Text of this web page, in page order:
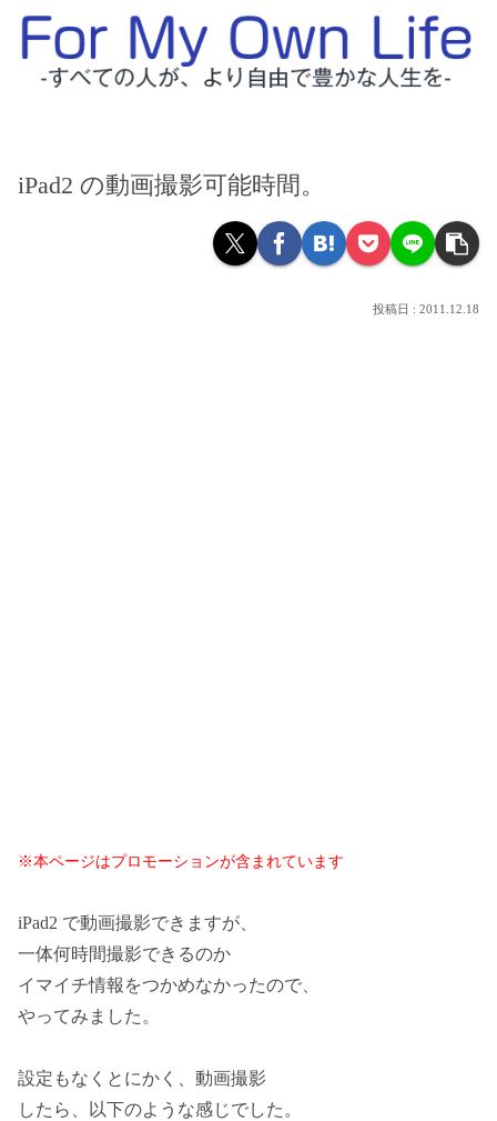
iPad2 の動画撮影可能時間。
2011.12.18
※本ページはプロモーションが含まれています
iPad2 で動画撮影できますが、
一体何時間撮影できるのか
イマイチ情報をつかめなかったので、
やってみました。
設定もなくとにかく、動画撮影
したら、以下のような感じでした。